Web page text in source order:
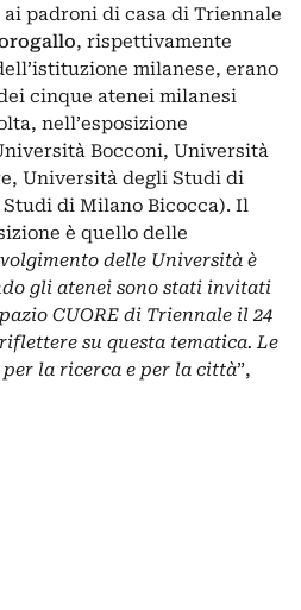
padroni di casa di Triennale
, rispettivamente
milanese, erano
cinque atenei milanesi
nell’esposizione
Bocconi, Università
Università degli Studi di
di Milano Bicocca). Il
è quello delle
delle Università è
gli atenei sono stati invitati
CUORE di Triennale il 24
su questa tematica. Le
la ricerca e per la città”,